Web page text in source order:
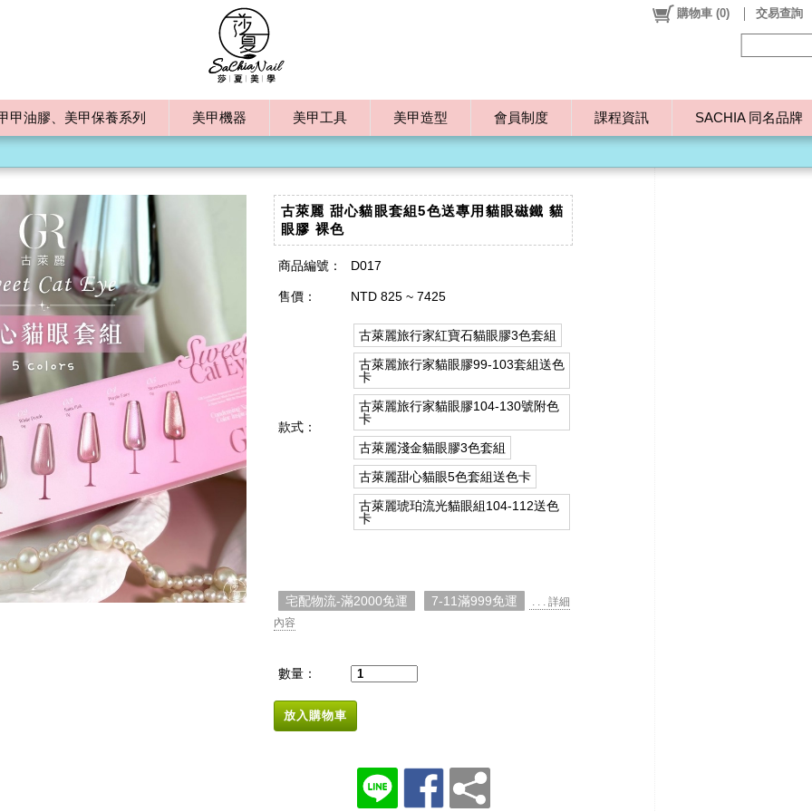
甲油膠、美甲保養系列 美甲機器 美甲工具 美甲造型 會員制度 課程資訊 SACHIA 同名品牌
購物車 (0) 交易查詢
古萊麗 甜心貓眼套組5色送專用貓眼磁鐵 貓
眼膠 裸色
商品編號： D017
售價： NTD 825 ~ 7425
款式：
古萊麗旅行家紅寶石貓眼膠3色套組
古萊麗旅行家貓眼膠99-103套組送色
卡
古萊麗旅行家貓眼膠104-130號附色
卡
古萊麗淺金貓眼膠3色套組
古萊麗甜心貓眼5色套組送色卡
古萊麗琥珀流光貓眼組104-112送色
卡
宅配物流-滿2000免運 7-11滿999免運
. . . 詳細
內容
數量：
放入購物車